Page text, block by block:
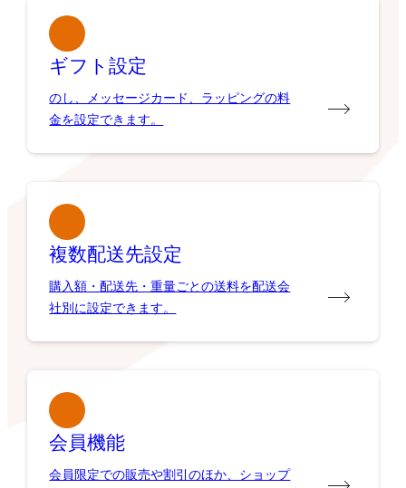
ギフト設定
のし、メッセージカード、ラッピングの料
金を設定できます。
複数配送先設定
購入額・配送先・重量ごとの送料を配送会
社別に設定できます。
会員機能
会員限定での販売や割引のほか、ショップ